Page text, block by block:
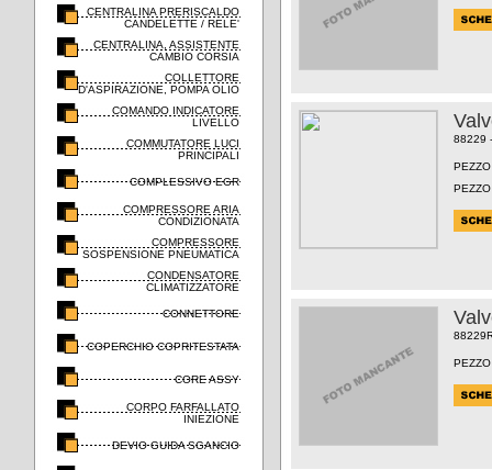
CENTRALINA PRERISCALDO
CANDELETTE / RELE'
CENTRALINA, ASSISTENTE
CAMBIO CORSIA
COLLETTORE
D'ASPIRAZIONE, POMPA OLIO
COMANDO INDICATORE
LIVELLO
COMMUTATORE LUCI
PRINCIPALI
COMPLESSIVO EGR
COMPRESSORE ARIA
CONDIZIONATA
COMPRESSORE
SOSPENSIONE PNEUMATICA
CONDENSATORE
CLIMATIZZATORE
CONNETTORE
COPERCHIO COPRITESTATA
CORE ASSY
CORPO FARFALLATO
INIEZIONE
DEVIO GUIDA SGANCIO
88229